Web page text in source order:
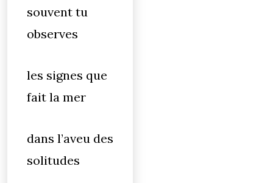
souvent tu
observes
les signes que
fait la mer
dans l’aveu des
solitudes